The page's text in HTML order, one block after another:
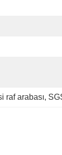
raf arabası,